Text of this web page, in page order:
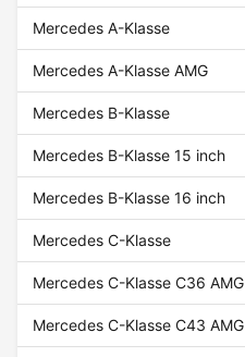
Mercedes A-Klasse
Mercedes A-Klasse AMG
Mercedes B-Klasse
Mercedes B-Klasse 15 inch
Mercedes B-Klasse 16 inch
Mercedes C-Klasse
Mercedes C-Klasse C36 AMG
Mercedes C-Klasse C43 AMG